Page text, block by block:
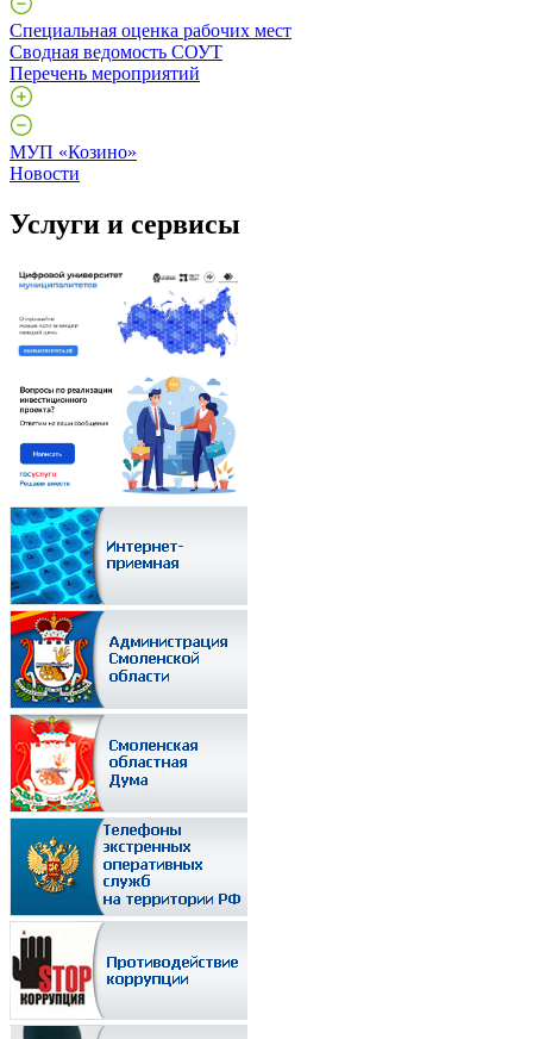
Специальная оценка рабочих мест
Сводная ведомость СОУТ
Перечень мероприятий
МУП «Козино»
Новости
Услуги и сервисы